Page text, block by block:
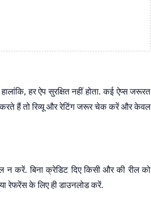
हर ऐप सुरक्षित नहीं होता. कई ऐप्स जरूरत
हैं तो रिव्यू और रेटिंग जरूर चेक करें और केवल
करें. बिना क्रेडिट दिए किसी और की रील को
रेफरेंस के लिए ही डाउनलोड करें.